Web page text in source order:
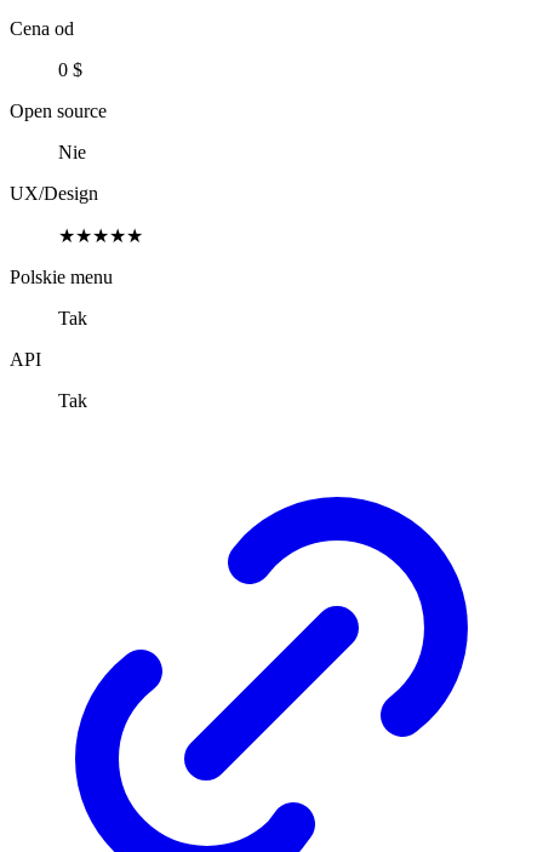
Cena od
0 $
Open source
Nie
UX/Design
★★★★★
Polskie menu
Tak
API
Tak